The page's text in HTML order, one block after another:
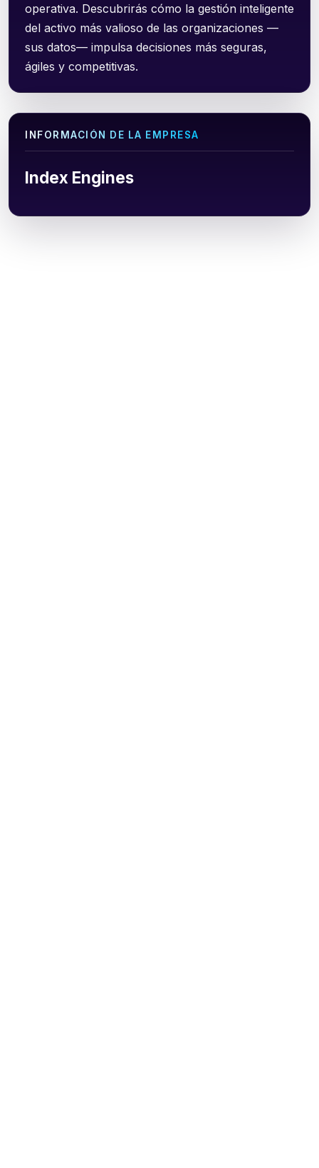
operativa. Descubrirás cómo la gestión inteligente
del activo más valioso de las organizaciones —
sus datos— impulsa decisiones más seguras,
ágiles y competitivas.
INFORMACIÓN DE LA EMPRESA
Index Engines